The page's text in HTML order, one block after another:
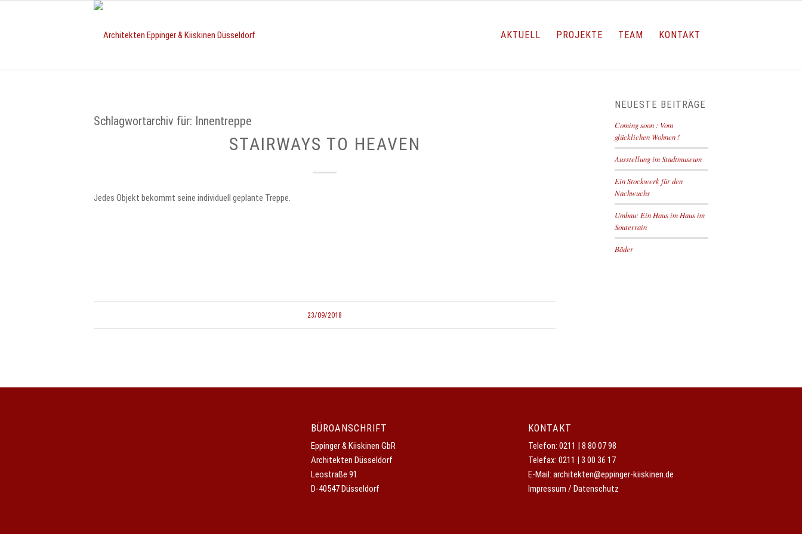
AKTUELL PROJEKTE TEAM KONTAKT
Schlagwortarchiv für: Innentreppe
STAIRWAYS TO HEAVEN
Jedes Objekt bekommt seine individuell geplante Treppe.
23/09/2018
NEUESTE BEITRÄGE
Coming soon : Vom
glücklichen Wohnen !
Ausstellung im Stadtmuseum
Ein Stockwerk für den
Nachwuchs
Umbau: Ein Haus im Haus im
Souterrain
Bäder
BÜROANSCHRIFT
Eppinger & Kiiskinen GbR
Architekten Düsseldorf
Leostraße 91
D-40547 Düsseldorf
KONTAKT
Telefon: 0211 | 8 80 07 98
Telefax: 0211 | 3 00 36 17
E-Mail: architekten@eppinger-kiiskinen.de
Impressum / Datenschutz